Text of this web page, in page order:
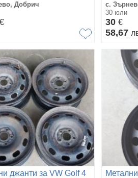
Добрич
€
с.
30 юли
30 €
58,67
джанти за VW Golf 4